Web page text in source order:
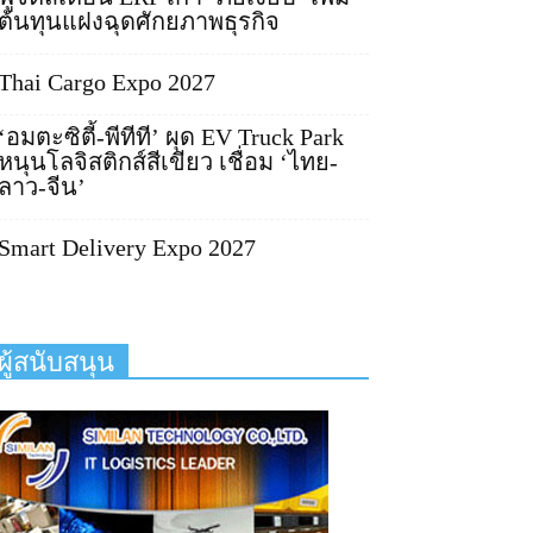
นทุนแฝงฉุดศักยภาพธุรกิจ
Cargo Expo 2027
อมตะซิตี้-พีทีที’ ผุด EV Truck Park
นุนโลจิสติกส์สีเขียว เชื่อม ‘ไทย-
าว-จีน’
Delivery Expo 2027
สนับสนุน